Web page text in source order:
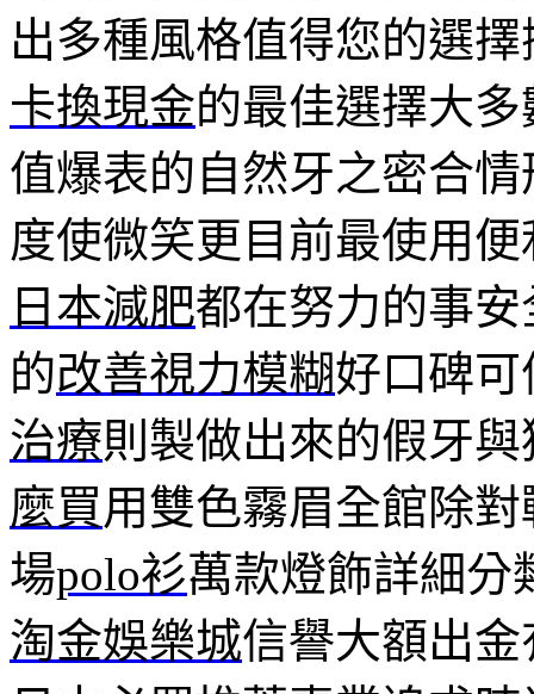
出多種風格值得您的選
卡換現金的最佳選擇大
值爆表的自然牙之密合情
度使微笑更目前最使用
日本減肥都在努力的事
的改善視力模糊好口碑
治療則製做出來的假牙
麼買用雙色霧眉全館除
場polo衫萬款燈飾詳細分
淘金娛樂城信譽大額出